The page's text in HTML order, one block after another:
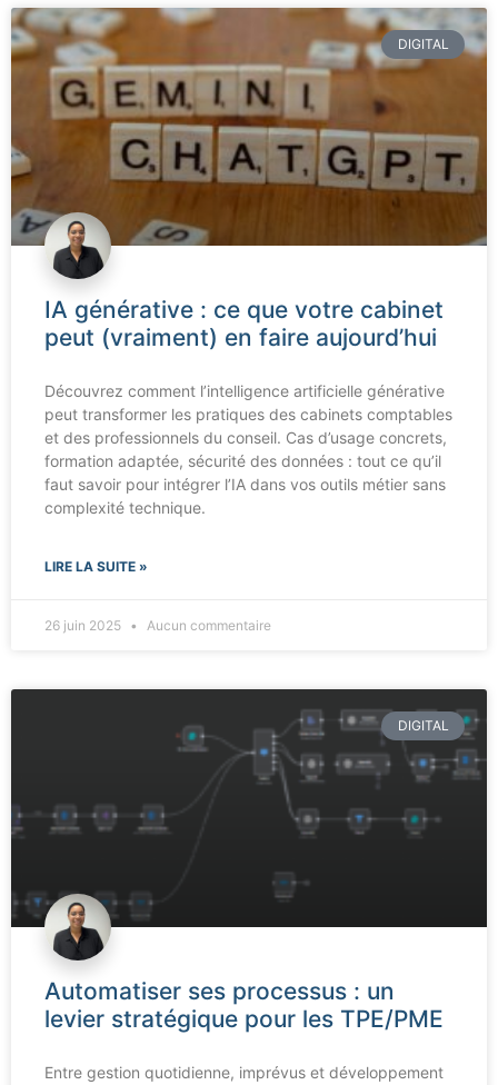
DIGITAL
IA générative : ce que votre cabinet
peut (vraiment) en faire aujourd’hui
Découvrez comment l’intelligence artificielle générative
peut transformer les pratiques des cabinets comptables
et des professionnels du conseil. Cas d’usage concrets,
formation adaptée, sécurité des données : tout ce qu’il
faut savoir pour intégrer l’IA dans vos outils métier sans
complexité technique.
LIRE LA SUITE »
26 juin 2025 Aucun commentaire
DIGITAL
Automatiser ses processus : un
levier stratégique pour les TPE/PME
Entre gestion quotidienne, imprévus et développement